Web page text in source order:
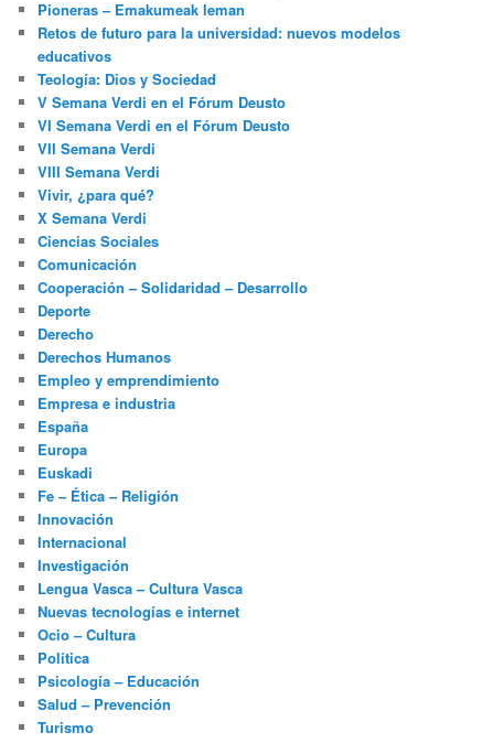
Pioneras – Emakumeak leman
Retos de futuro para la universidad: nuevos modelos
educativos
Teología: Dios y Sociedad
V Semana Verdi en el Fórum Deusto
VI Semana Verdi en el Fórum Deusto
VII Semana Verdi
VIII Semana Verdi
Vivir, ¿para qué?
X Semana Verdi
Ciencias Sociales
Comunicación
Cooperación – Solidaridad – Desarrollo
Deporte
Derecho
Derechos Humanos
Empleo y emprendimiento
Empresa e industria
España
Europa
Euskadi
Fe – Ética – Religión
Innovación
Internacional
Investigación
Lengua Vasca – Cultura Vasca
Nuevas tecnologías e internet
Ocio – Cultura
Política
Psicología – Educación
Salud – Prevención
Turismo